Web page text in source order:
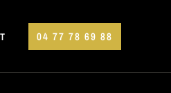
04 77 78 69 88